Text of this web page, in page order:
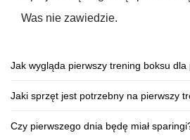
Was nie zawiedzie.
Jak wygląda pierwszy trening boksu dla
Jaki sprzęt jest potrzebny na pierwszy
Czy pierwszego dnia będę miał